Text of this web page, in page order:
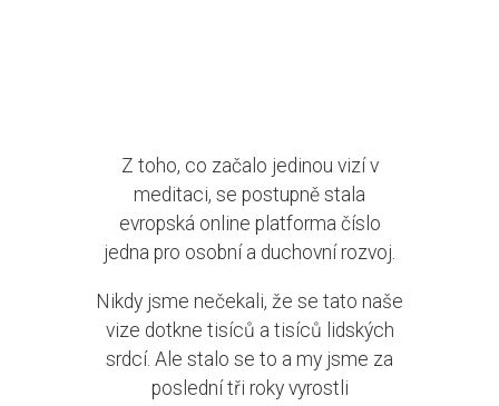
Z toho, co začalo jedinou vizí v
meditaci, se postupně stala
evropská online platforma číslo
jedna pro osobní a duchovní rozvoj.
Nikdy jsme nečekali, že se tato naše
vize dotkne tisíců a tisíců lidských
srdcí. Ale stalo se to a my jsme za
poslední tři roky vyrostli